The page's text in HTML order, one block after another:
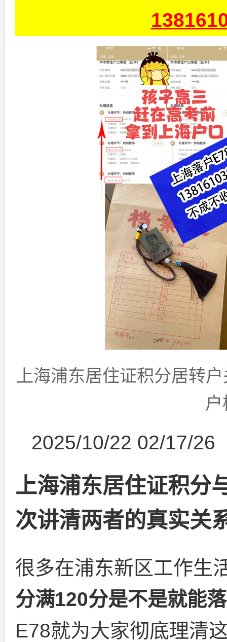
上海浦东居住证积分居转
2025/10/22 02/17/26
上海浦东居住证积分
次讲清两者的真实关
很多在浦东新区工作生
分满120分是不是就能
E78就为大家彻底理清